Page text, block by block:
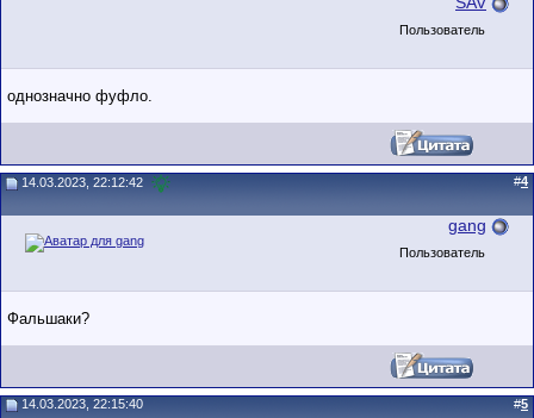
Пользователь
однозначно фуфло.
14.03.2023, 22:12:42 #4
gang
Пользователь
Фальшаки?
14.03.2023, 22:15:40 #5